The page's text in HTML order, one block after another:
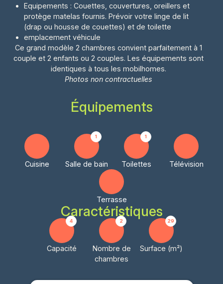
Equipements : Couettes, couvertures, oreillers et
protège matelas fournis. Prévoir votre linge de lit
(drap ou housse de couettes) et de toilette
emplacement véhicule
Ce grand modèle 2 chambres convient parfaitement à 1
couple et 2 enfants ou 2 couples. Les équipements sont
identiques à tous les mobilhomes.
Photos non contractuelles
Équipements
Cuisine
1
Salle de bain
1
Toilettes Télévision
Terrasse
Caractéristiques
4
Capacité
2
Nombre de
chambres
29
Surface (m²)